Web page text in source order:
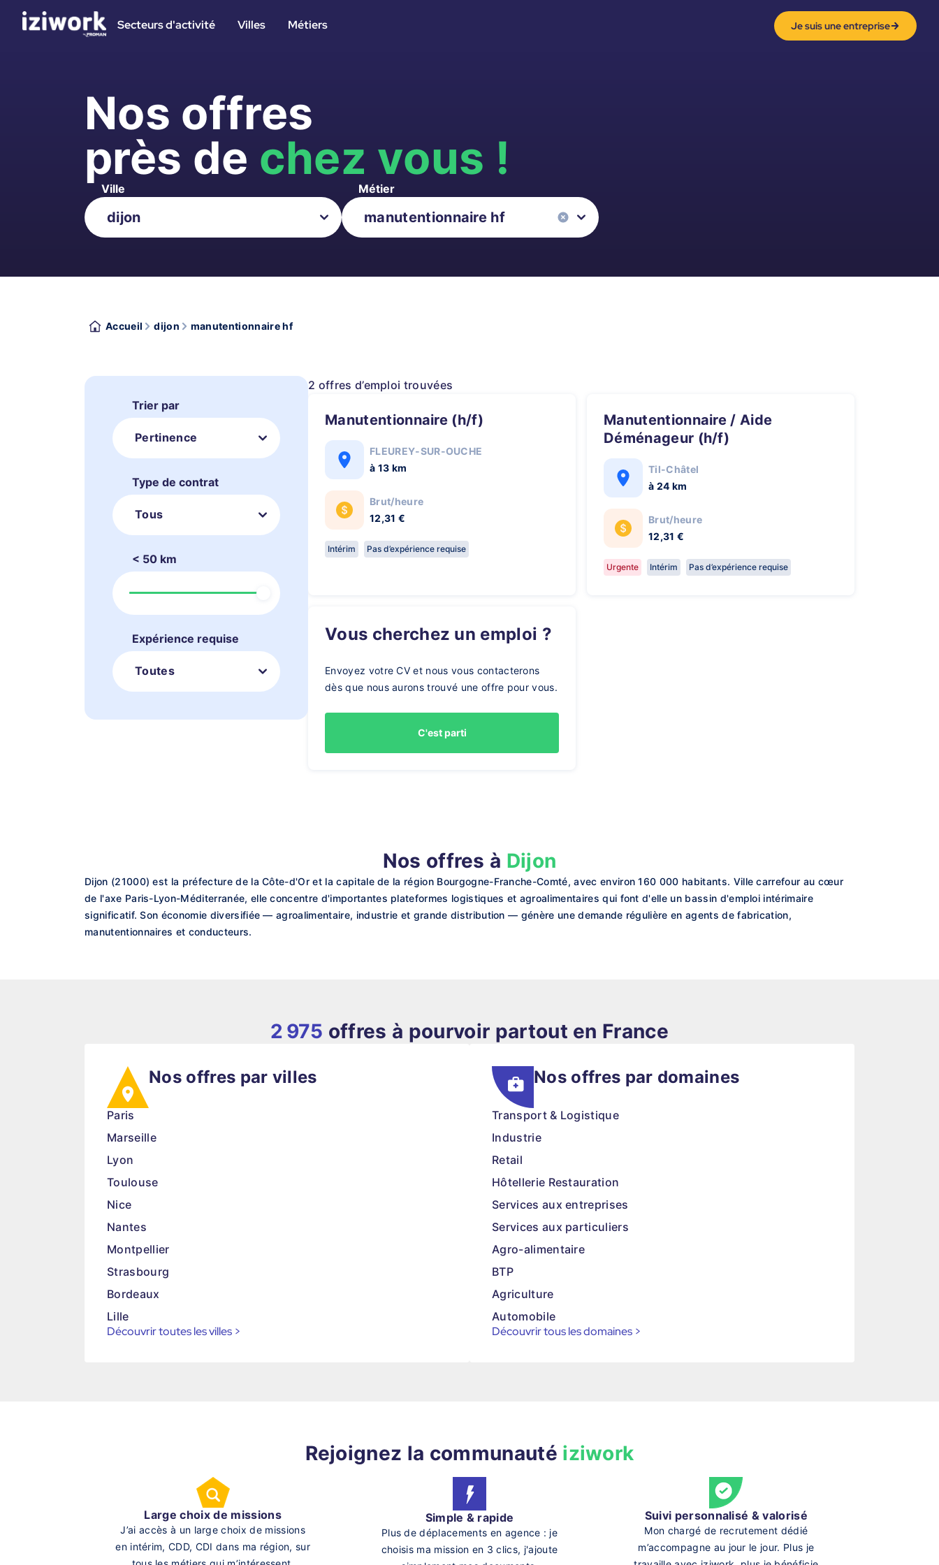
Secteurs d'activité Villes Métiers Je suis une entreprise
Nos offres
près de chez vous !
Ville Métier
Accueil dijon manutentionnaire hf
Trier par
Pertinence
Type de contrat
Tous
< 50 km
Expérience requise
Toutes
2 offres d’emploi trouvées
Manutentionnaire (h/f)
FLEUREY-SUR-OUCHE
à 13 km
Brut/heure
12,31 €
Intérim Pas d’expérience requise
Manutentionnaire / Aide
Déménageur (h/f)
Til-Châtel
à 24 km
Brut/heure
12,31 €
Urgente Intérim Pas d’expérience requise
Vous cherchez un emploi ?
Envoyez votre CV et nous vous contacterons
dès que nous aurons trouvé une offre pour vous.
C'est parti
Nos offres à Dijon
Dijon (21000) est la préfecture de la Côte-d'Or et la capitale de la région Bourgogne-Franche-Comté, avec environ 160 000 habitants. Ville carrefour au cœur
de l'axe Paris-Lyon-Méditerranée, elle concentre d'importantes plateformes logistiques et agroalimentaires qui font d'elle un bassin d'emploi intérimaire
significatif. Son économie diversifiée — agroalimentaire, industrie et grande distribution — génère une demande régulière en agents de fabrication,
manutentionnaires et conducteurs.
2 975 offres à pourvoir partout en France
Nos offres par villes
Paris
Marseille
Lyon
Toulouse
Nice
Nantes
Montpellier
Strasbourg
Bordeaux
Lille
Découvrir toutes les villes >
Nos offres par domaines
Transport & Logistique
Industrie
Retail
Hôtellerie Restauration
Services aux entreprises
Services aux particuliers
Agro-alimentaire
BTP
Agriculture
Automobile
Découvrir tous les domaines >
Rejoignez la communauté iziwork
Large choix de missions
J’ai accès à un large choix de missions
en intérim, CDD, CDI dans ma région, sur
Simple & rapide
Plus de déplacements en agence : je
choisis ma mission en 3 clics, j'ajoute
Suivi personnalisé & valorisé
Mon chargé de recrutement dédié
m’accompagne au jour le jour. Plus je